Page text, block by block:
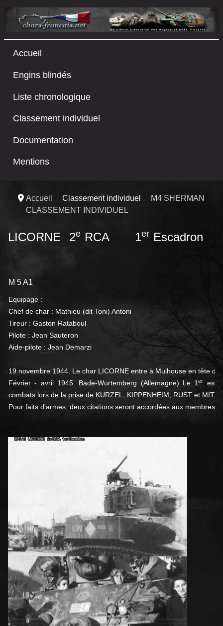
Accueil
Engins blindés
Liste chronologique
Classement individuel
Documentation
Mentions
Accueil Classement individuel
M4 SHERMAN
CLASSEMENT INDIVIDUEL
LICORNE 2eRCA 1erEscadron
M 5 A1
Equipage :
Chef de char : Mathieu (dit Toni) Antoni
Tireur : Gaston Rataboul
Pilote : Jean Sauteron
Aide-pilote : Jean Demarzi
19 novembre 1944. Le char LICORNE entre à Mulhouse en tête du
Février - avril 1945. Bade-Wurtemberg (Allemagne) Le 1er
combats lors de la prise de KURZEL, KIPPENHEIM, RUST et
Pour faits d'armes, deux citations seront accordées aux membres